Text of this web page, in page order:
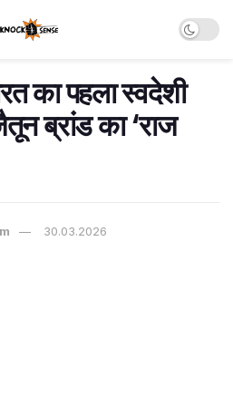
का पहला स्वदेशी
ब्रांड का ‘राज
30.03.2026